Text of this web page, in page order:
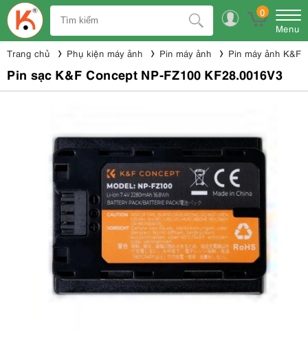
0
Menu
Trang chủ Phụ kiện máy ảnh Pin máy ảnh Pin máy ảnh K&F
Pin sạc K&F Concept NP-FZ100 KF28.0016V3